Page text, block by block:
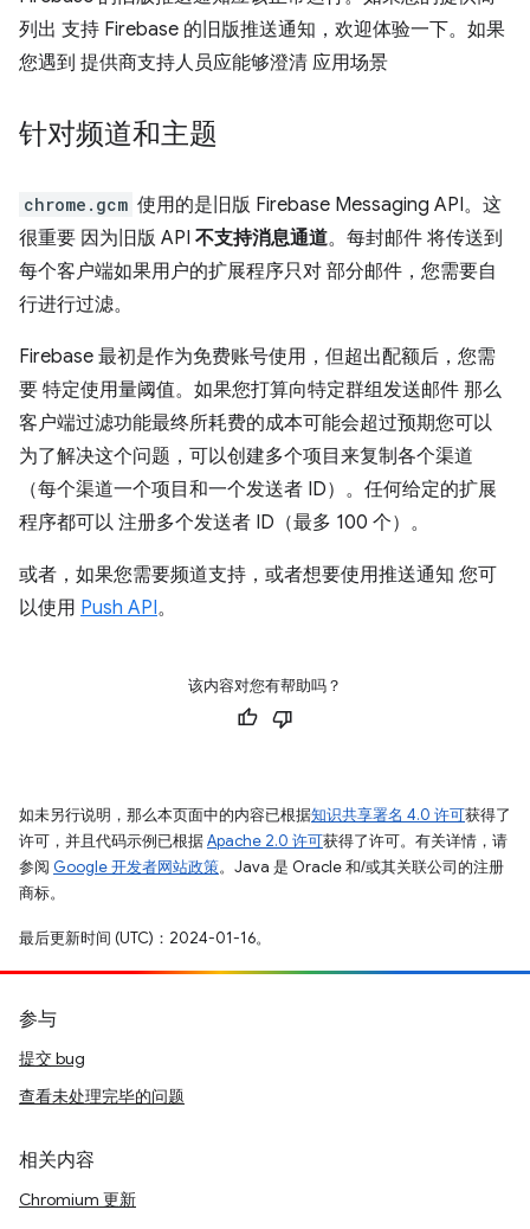
列出 支持 Firebase 的旧版推送通知，欢迎体验一下。如果
您遇到 提供商支持人员应能够澄清 应用场景
针对频道和主题
chrome.gcm 使用的是旧版 Firebase Messaging API。这
很重要 因为旧版 API 不支持消息通道。每封邮件 将传送到
每个客户端如果用户的扩展程序只对 部分邮件，您需要自
行进行过滤。
Firebase 最初是作为免费账号使用，但超出配额后，您需
要 特定使用量阈值。如果您打算向特定群组发送邮件 那么
客户端过滤功能最终所耗费的成本可能会超过预期您可以
为了解决这个问题，可以创建多个项目来复制各个渠道
（每个渠道一个项目和一个发送者 ID）。任何给定的扩展
程序都可以 注册多个发送者 ID（最多 100 个）。
或者，如果您需要频道支持，或者想要使用推送通知 您可
以使用 Push API。
该内容对您有帮助吗？
如未另行说明，那么本页面中的内容已根据知识共享署名 4.0 许可获得了
许可，并且代码示例已根据Apache 2.0 许可获得了许可。有关详情，请
参阅 Google 开发者网站政策。Java 是 Oracle 和/或其关联公司的注册
商标。
最后更新时间 (UTC)：2024-01-16。
参与
提交 bug
查看未处理完毕的问题
相关内容
Chromium 更新